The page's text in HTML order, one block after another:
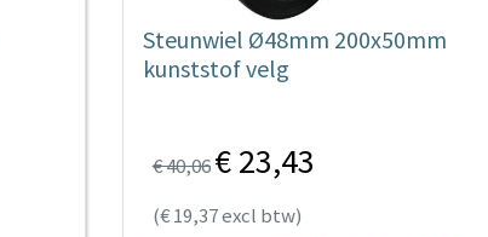
Steunwiel Ø48mm 200x50mm
kunststof velg
€ 40,06€ 23,43
(€ 19,37 excl btw)